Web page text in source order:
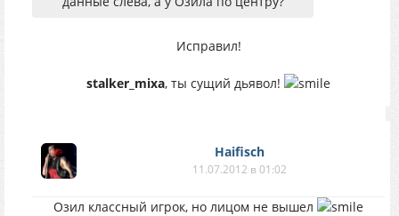
Исправил!
stalker_mixa, ты сущий дьявол!
Haifisch
11.07.2012 в 01:02
Озил классный игрок, но лицом не вышел